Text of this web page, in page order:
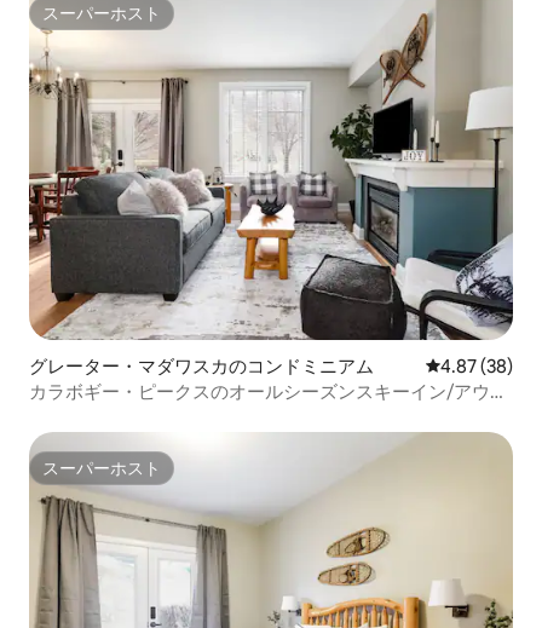
スーパーホスト
スーパーホスト
グレーター・マダワスカのコンドミニアム レビュー38
4.87 (38)
カラボギー・ピークスのオールシーズンスキーイン/アウト
スーパーホスト
スーパーホスト